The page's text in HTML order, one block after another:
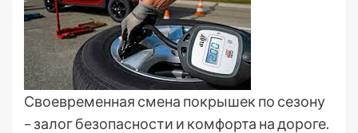
Своевременная смена покрышек по сезону
– залог безопасности и комфорта на дороге.